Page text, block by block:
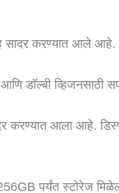
करण्यात आले आहे.
डॉल्बी व्हिजनसाठी
करण्यात आला आहे.
पर्यंत स्टोरेज